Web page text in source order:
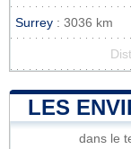
Surrey : 3036 km
LES
dans le